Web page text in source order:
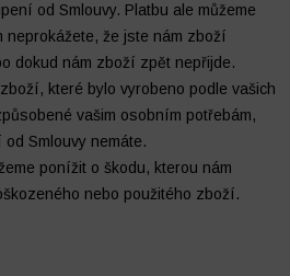
od Smlouvy. Platbu ale můžeme
neprokážete, že jste nám zboží
dokud nám zboží zpět nepřijde.
které bylo vyrobeno podle vašich
vašim osobním potřebám,
Smlouvy nemáte.
ponížit o škodu, kterou nám
nebo použitého zboží.